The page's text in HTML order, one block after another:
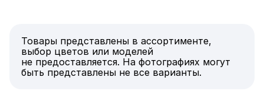
Товары представлены в ассортименте,
выбор цветов или моделей
не предоставляется. На фотографиях могут
быть представлены не все варианты.